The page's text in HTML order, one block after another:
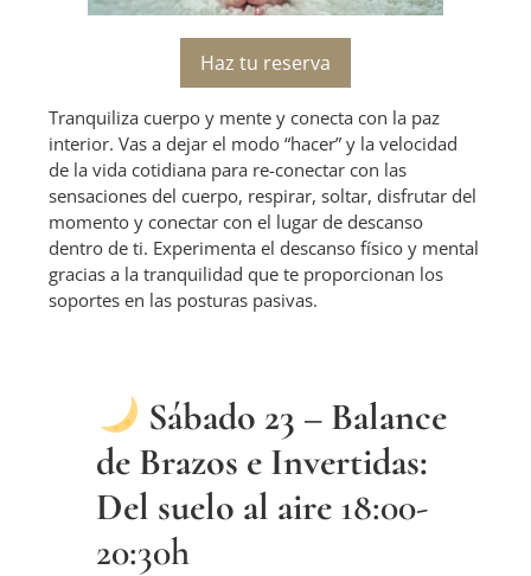
Haz tu reserva
Tranquiliza cuerpo y mente y conecta con la paz
interior. Vas a dejar el modo “hacer” y la velocidad
de la vida cotidiana para re-conectar con las
sensaciones del cuerpo, respirar, soltar, disfrutar del
momento y conectar con el lugar de descanso
dentro de ti. Experimenta el descanso físico y mental
gracias a la tranquilidad que te proporcionan los
soportes en las posturas pasivas.
Sábado 23 – Balance
de Brazos e Invertidas:
Del suelo al aire 18:00-
20:30h